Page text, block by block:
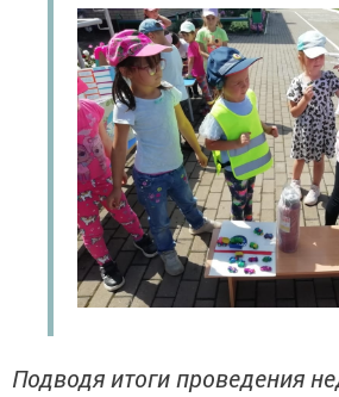
Подводя итоги проведения